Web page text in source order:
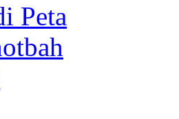
Peta